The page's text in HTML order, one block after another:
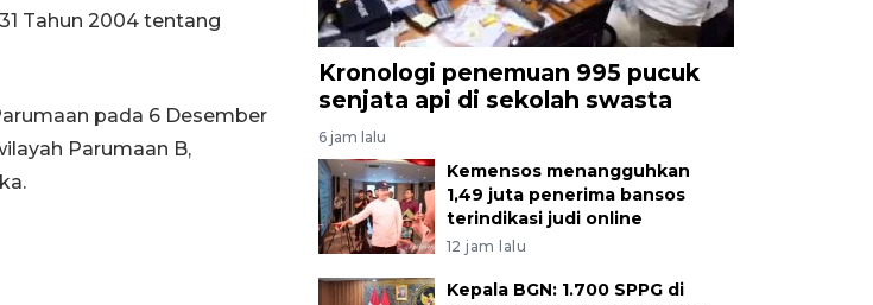
Tahun 2004 tentang
pada 6 Desember
Parumaan B,
Kronologi penemuan 995 pucuk
senjata api di sekolah swasta
6 jam lalu
Kemensos menangguhkan
1,49 juta penerima bansos
terindikasi judi online
12 jam lalu
Kepala BGN: 1.700 SPPG di